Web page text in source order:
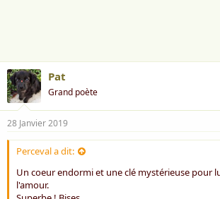
Pat
Grand poète
28 Janvier 2019
Perceval a dit:
Un coeur endormi et une clé mystérieuse pour
l'amour.